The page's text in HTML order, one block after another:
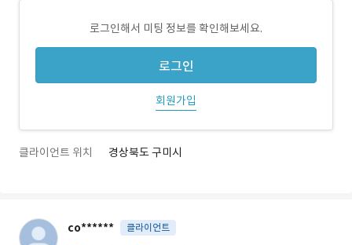
로그인해서 미팅 정보를 확인해보세요.
로그인
회원가입
클라이언트 위치 경상북도 구미시
co****** 클라이언트